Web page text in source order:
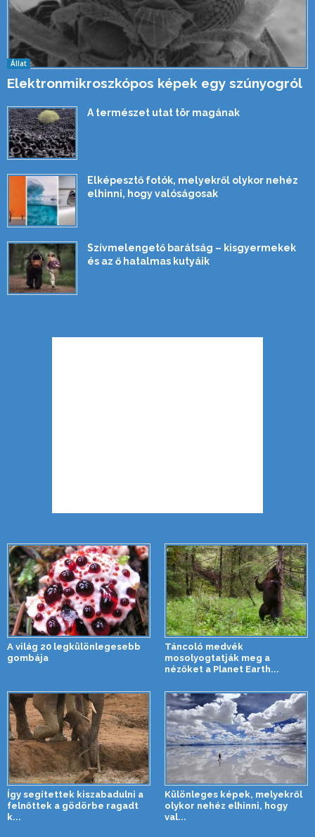
Állat
Elektronmikroszkópos képek egy szúnyogról
A természet utat tör magának
Elképesztő fotók, melyekről olykor nehéz
elhinni, hogy valóságosak
Szívmelengető barátság – kisgyermekek
és az ő hatalmas kutyáik
A világ 20 legkülönlegesebb
gombája
Táncoló medvék
mosolyogtatják meg a
nézőket a Planet Earth...
Így segítettek kiszabadulni a
felnőttek a gödörbe ragadt
k...
Különleges képek, melyekről
olykor nehéz elhinni, hogy
val...